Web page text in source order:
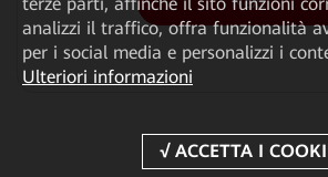
analizzi il traffico, offra funzionalità
per i social media e personalizzi i
Ulteriori informazioni